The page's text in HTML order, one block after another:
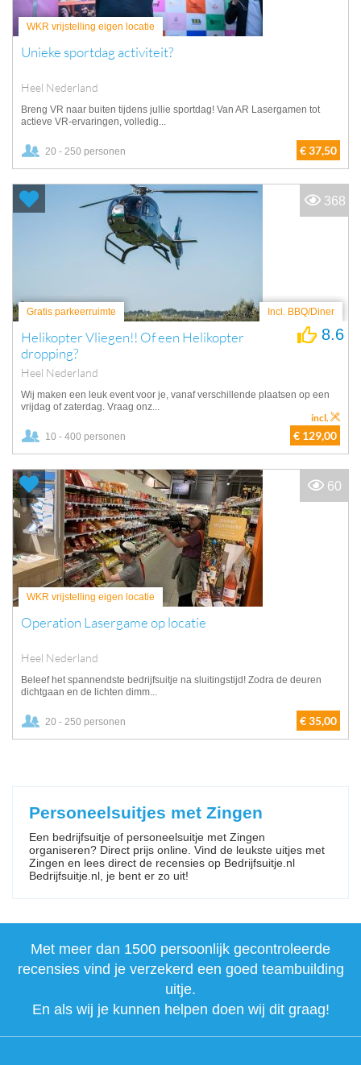
WKR vrijstelling eigen locatie
Unieke sportdag activiteit?
Heel Nederland
Breng VR naar buiten tijdens jullie sportdag! Van AR Lasergamen tot
actieve VR-ervaringen, volledig...
20 - 250 personen € 37,50
Gratis parkeerruimte Incl. BBQ/Diner
Helikopter Vliegen!! Of een Helikopter
dropping?
Heel Nederland
8.6
Wij maken een leuk event voor je, vanaf verschillende plaatsen op een
vrijdag of zaterdag. Vraag onz...
10 - 400 personen € 129,00
incl.
368
WKR vrijstelling eigen locatie
Operation Lasergame op locatie
Heel Nederland
Beleef het spannendste bedrijfsuitje na sluitingstijd! Zodra de deuren
dichtgaan en de lichten dimm...
20 - 250 personen € 35,00
60
Personeelsuitjes met Zingen
Een bedrijfsuitje of personeelsuitje met Zingen
organiseren? Direct prijs online. Vind de leukste uitjes met
Zingen en lees direct de recensies op Bedrijfsuitje.nl
Bedrijfsuitje.nl, je bent er zo uit!
Met meer dan 1500 persoonlijk gecontroleerde
recensies vind je verzekerd een goed teambuilding
uitje.
En als wij je kunnen helpen doen wij dit graag!